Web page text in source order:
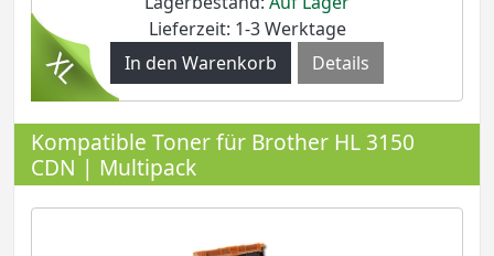
Lieferzeit: 1-3 Werktage
Details
Kompatible Toner für Brother HL 3150
CDN | Multipack